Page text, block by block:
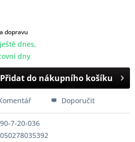
dopravu
dnes,
dny
Přidat do nákupního košíku
Doporučit
7-20-036